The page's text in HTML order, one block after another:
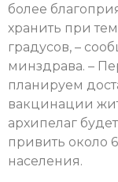
более
хранить при
градусов, –
минздрава. –
планируем
вакцинации
архипелаг
привить около
населения.